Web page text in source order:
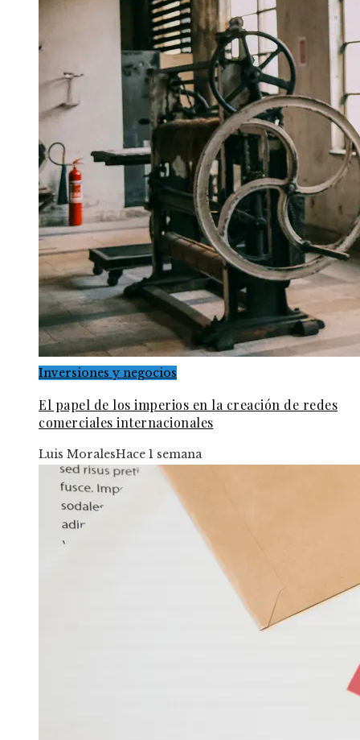
Inversiones y negocios
El papel de los imperios en la creación de redes
comerciales internacionales
Luis MoralesHace 1 semana